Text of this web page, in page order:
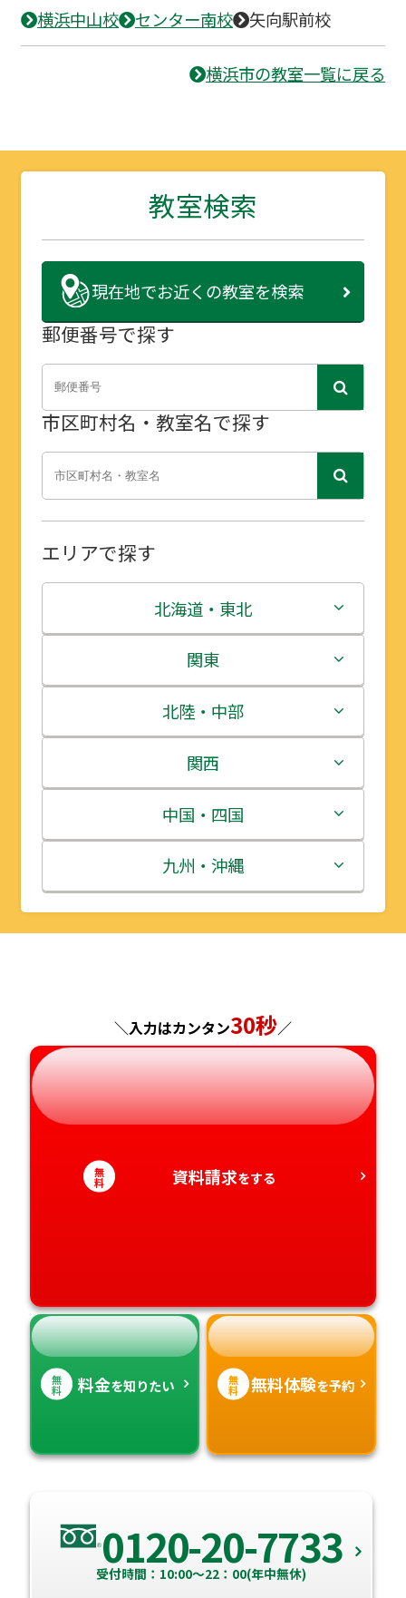
横浜中山校 センター南校 矢向駅前校
横浜市の教室一覧に戻る
教室検索
現在地でお近くの教室を検索
郵便番号で探す
市区町村名・教室名で探す
エリアで探す
北海道・東北
北海道
青森県
岩手県
宮城県
秋田県
山形県
関東
茨城県
栃木県
群馬県
埼玉県
千葉県
神奈川県
北陸・中部
新潟県
富山県
石川県
福井県
岐阜県
静岡県
愛知県
関西
三重県
滋賀県
京都府
奈良県
和歌山県
中国・四国
鳥取県
島根県
山口県
徳島県
香川県
九州・沖縄
福岡県
長崎県
熊本県
大分県
宮崎県
＼入力はカンタン30秒／
無
料 資料請求をする
無
料 料金を知りたい 無
料 無料体験を予約
0120-20-7733
受付時間：10:00～22：00(年中無休)